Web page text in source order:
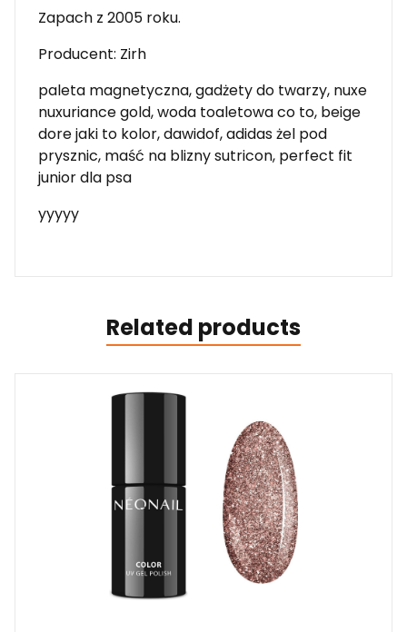
Zapach z 2005 roku.
Producent: Zirh
paleta magnetyczna, gadżety do twarzy, nuxe
nuxuriance gold, woda toaletowa co to, beige
dore jaki to kolor, dawidof, adidas żel pod
prysznic, maść na blizny sutricon, perfect fit
junior dla psa
yyyyy
Related products